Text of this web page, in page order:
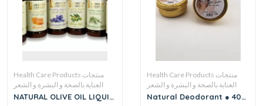
Health Care Products منتجات
العناية بالصحة و البشرة و الشعر
NATURAL OLIVE OIL LIQUID
Health Care Products منتجات
العناية بالصحة و البشرة و الشعر
Natural Deodorant ● 40